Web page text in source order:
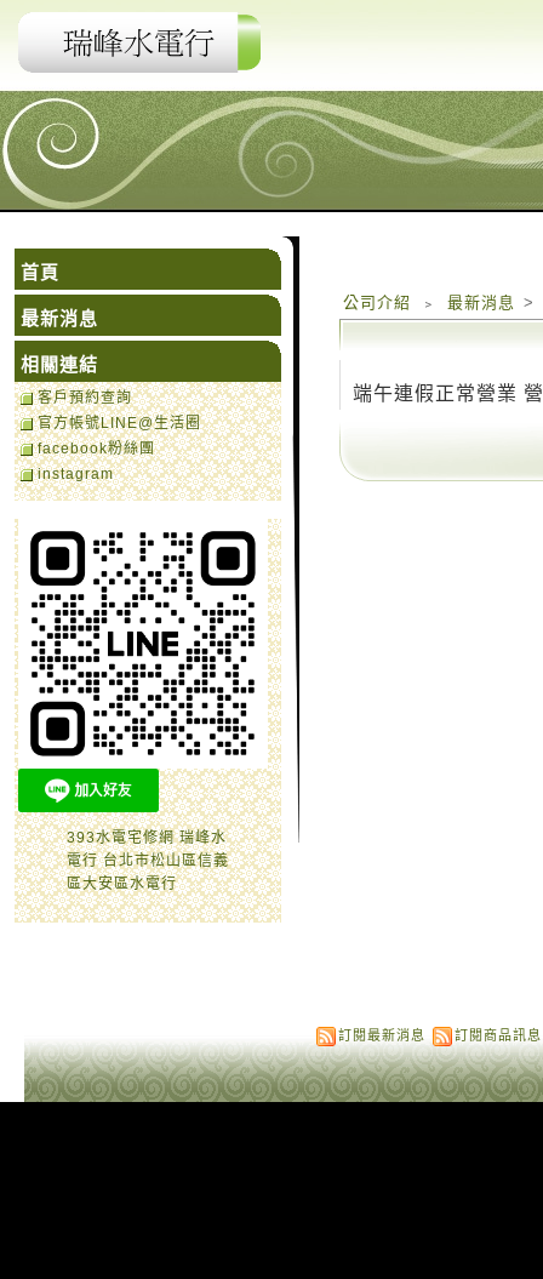
公司介紹 ﹥ 最新消息 >
端午連假正常營業
首頁
最新消息
相關連結
客戶預約查詢
官方帳號LINE@生活圈
facebook粉絲團
instagram
393水電宅修網 瑞峰水
電行 台北市松山區信義
區大安區水電行
訂閱最新消息 訂閱商品訊息